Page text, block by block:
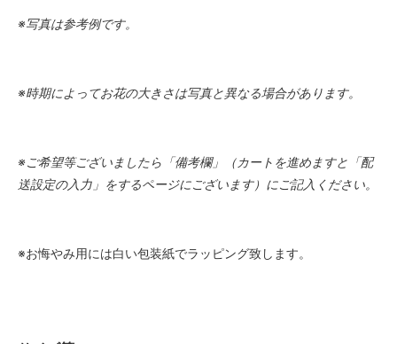
※写真は参考例です。
※時期によってお花の大きさは写真と異なる場合があります。
※ご希望等ございましたら「備考欄」（カートを進めますと「配
送設定の入力」をするページにございます）にご記入ください。
※お悔やみ用には白い包装紙でラッピング致します。